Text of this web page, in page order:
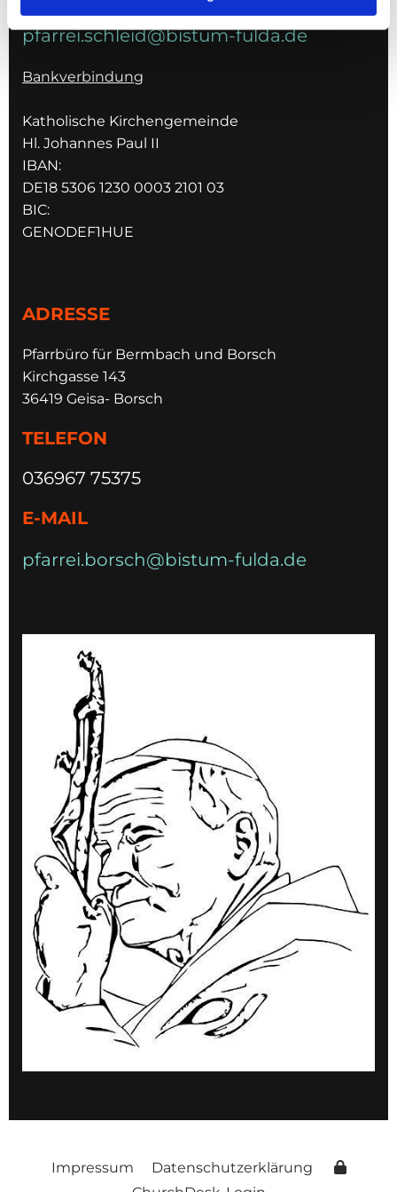
pfarrei.schleid@bistum-fulda.de
Bankverbindung
Katholische Kirchengemeinde
Hl. Johannes Paul II
IBAN:
DE18 5306 1230 0003 2101 03
BIC:
GENODEF1HUE
ADRESSE
Pfarrbüro für Bermbach und Borsch
Kirchgasse 143
36419 Geisa- Borsch
TELEFON
036967 75375
E-MAIL
pfarrei.borsch@bistum-fulda.de
Impressum
Datenschutzerklärung